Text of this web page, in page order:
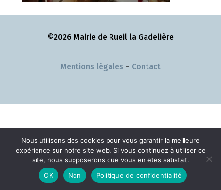
©2026 Mairie de Rueil la Gadelière
Mentions légales – Contact
Nous utilisons des cookies pour vous garantir la meilleure
expérience sur notre site web. Si vous continuez à utiliser ce
site, nous supposerons que vous en êtes satisfait.
OK
Non Politique de confidentialité